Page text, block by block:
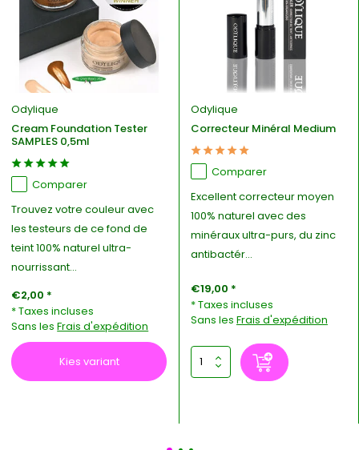
Odylique
Cream Foundation Tester
SAMPLES 0,5ml
Comparer
Trouvez votre couleur avec
les testeurs de ce fond de
teint 100% naturel ultra-
nourrissant...
€2,00 *
* Taxes incluses
Sans lesFrais d'expédition
Kies variant
Odylique
Correcteur Minéral Medium
Comparer
Excellent correcteur moyen
100% naturel avec des
minéraux ultra-purs, du zinc
antibactér...
€19,00 *
* Taxes incluses
Sans les Frais d'expédition